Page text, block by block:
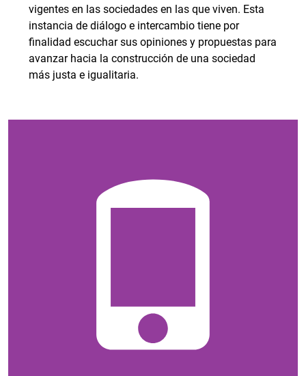
vigentes en las sociedades en las que viven. Esta
instancia de diálogo e intercambio tiene por
finalidad escuchar sus opiniones y propuestas para
avanzar hacia la construcción de una sociedad
más justa e igualitaria.